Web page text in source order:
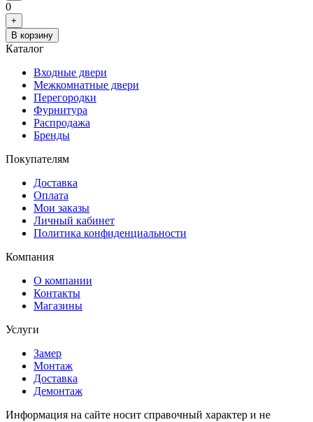
0
+
В корзину
Каталог
Входные двери
Межкомнатные двери
Перегородки
Фурнитура
Распродажа
Бренды
Покупателям
Доставка
Оплата
Мои заказы
Личный кабинет
Политика конфиденциальности
Компания
О компании
Контакты
Магазины
Услуги
Замер
Монтаж
Доставка
Демонтаж
Информация на сайте носит справочный характер и не